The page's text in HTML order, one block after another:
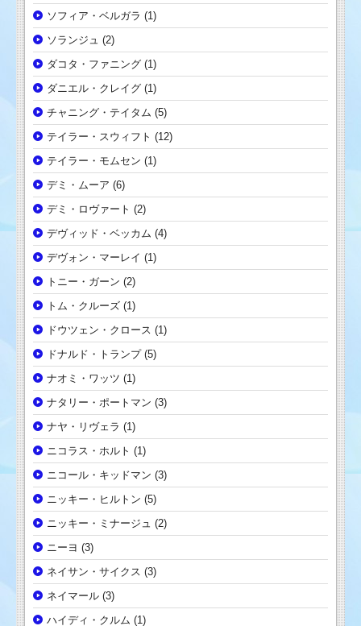
ソフィア・ベルガラ (1)
ソランジュ (2)
ダコタ・ファニング (1)
ダニエル・クレイグ (1)
チャニング・テイタム (5)
テイラー・スウィフト (12)
テイラー・モムセン (1)
デミ・ムーア (6)
デミ・ロヴァート (2)
デヴィッド・ベッカム (4)
デヴォン・マーレイ (1)
トニー・ガーン (2)
トム・クルーズ (1)
ドウツェン・クロース (1)
ドナルド・トランプ(5)
ナオミ・ワッツ (1)
ナタリー・ポートマン (3)
ナヤ・リヴェラ (1)
ニコラス・ホルト (1)
ニコール・キッドマン (3)
ニッキー・ヒルトン (5)
ニッキー・ミナージュ (2)
ニーヨ (3)
ネイサン・サイクス (3)
ネイマール (3)
ハイディ・クルム (1)